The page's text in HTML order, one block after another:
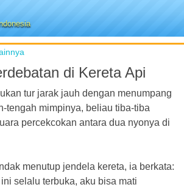
di Kereta Api
tur jarak jauh dengan menumpang
tengah mimpinya, beliau tiba-tiba
percekcokan antara dua nyonya di
menutup jendela kereta, ia berkata:
selalu terbuka, aku bisa mati